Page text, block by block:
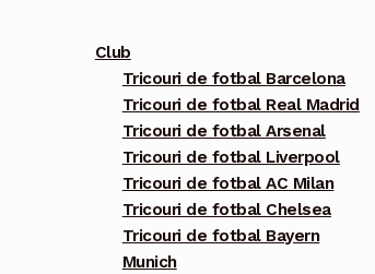
Club
Tricouri de fotbal Barcelona
Tricouri de fotbal Real Madrid
Tricouri de fotbal Arsenal
Tricouri de fotbal Liverpool
Tricouri de fotbal AC Milan
Tricouri de fotbal Chelsea
Tricouri de fotbal Bayern
Munich